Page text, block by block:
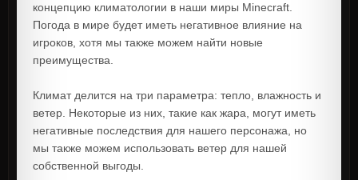
концепцию климатологии в наши миры Minecraft.
Погода в мире будет иметь негативное влияние на
игроков, хотя мы также можем найти новые
преимущества.
Климат делится на три параметра: тепло, влажность и
ветер. Некоторые из них, такие как жара, могут иметь
негативные последствия для нашего персонажа, но
мы также можем использовать ветер для нашей
собственной выгоды.